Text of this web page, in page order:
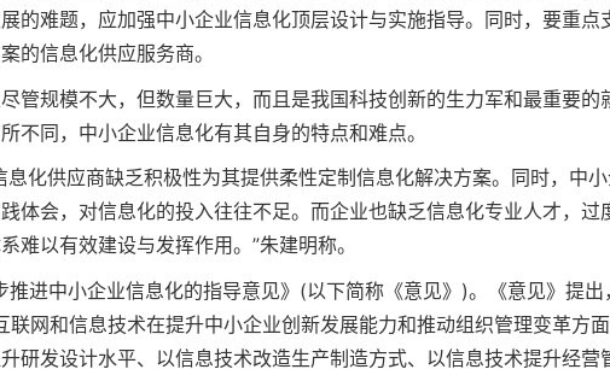
的难题，应加强中小企业信息化顶层设计与实施指导。同时，要重点
的信息化供应服务商。
管规模不大，但数量巨大，而且是我国科技创新的生力军和最重要的
不同，中小企业信息化有其自身的特点和难点。
化供应商缺乏积极性为其提供柔性定制信息化解决方案。同时，中
体会，对信息化的投入往往不足。而企业也缺乏信息化专业人才，过
难以有效建设与发挥作用。”朱建明称。
进中小企业信息化的指导意见》(以下简称《意见》)。《意见》提出，
网和信息技术在提升中小企业创新发展能力和推动组织管理变革方
研发设计水平、以信息技术改造生产制造方式、以信息技术提升经营